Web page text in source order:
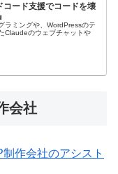
コード支援でコードを壊
ラミングや、WordPressのテ
Claudeのウェブチャットや
会社
作会社のアシスト